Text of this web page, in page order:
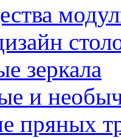
зеркала
и
пряных